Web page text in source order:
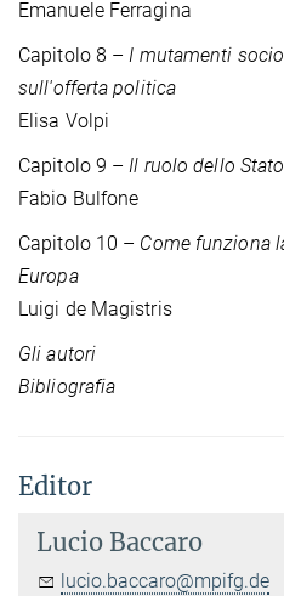
Emanuele Ferragina
Capitolo 8 –I mutamenti
sull'offerta politica
Elisa Volpi
Capitolo 9 –Il ruolo dello
Fabio Bulfone
Capitolo 10 – Come funziona
Europa
Luigi de Magistris
Gli autori
Bibliografia
Editor
Lucio Baccaro
lucio.baccaro@mpifg.de